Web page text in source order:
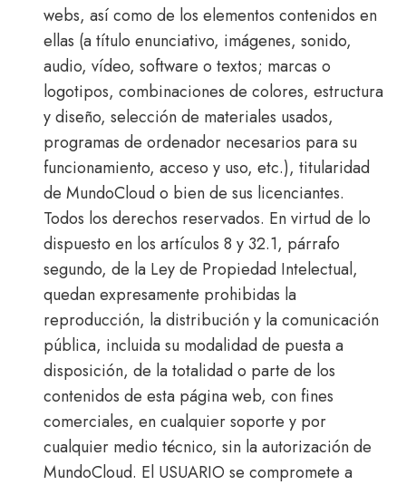
webs, así como de los elementos contenidos en
ellas (a título enunciativo, imágenes, sonido,
audio, vídeo, software o textos; marcas o
logotipos, combinaciones de colores, estructura
y diseño, selección de materiales usados,
programas de ordenador necesarios para su
funcionamiento, acceso y uso, etc.), titularidad
de MundoCloud o bien de sus licenciantes.
Todos los derechos reservados. En virtud de lo
dispuesto en los artículos 8 y 32.1, párrafo
segundo, de la Ley de Propiedad Intelectual,
quedan expresamente prohibidas la
reproducción, la distribución y la comunicación
pública, incluida su modalidad de puesta a
disposición, de la totalidad o parte de los
contenidos de esta página web, con fines
comerciales, en cualquier soporte y por
cualquier medio técnico, sin la autorización de
MundoCloud. El USUARIO se compromete a